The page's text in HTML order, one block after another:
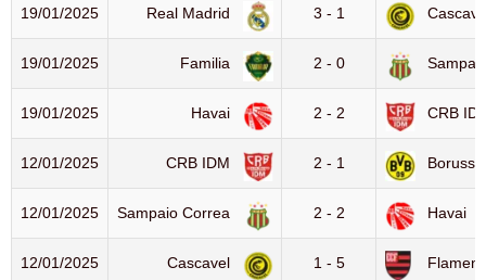
19/01/2025 Real Madrid 3 - 1
19/01/2025 Familia 2 - 0
19/01/2025 Havai 2 - 2 CRB
12/01/2025 CRB IDM 2 - 1 Borussia
12/01/2025 Sampaio Correa 2 - 2 Havai
12/01/2025 Cascavel 1 - 5